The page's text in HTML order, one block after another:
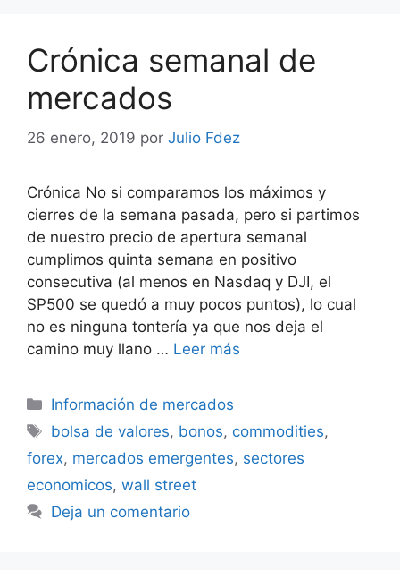
Crónica semanal de
mercados
26 enero, 2019 por Julio Fdez
Crónica No si comparamos los máximos y
cierres de la semana pasada, pero si partimos
de nuestro precio de apertura semanal
cumplimos quinta semana en positivo
consecutiva (al menos en Nasdaq y DJI, el
SP500 se quedó a muy pocos puntos), lo cual
no es ninguna tontería ya que nos deja el
camino muy llano … Leer más
Categorías
Información de mercados
Etiquetas
bolsa de valores, bonos, commodities,
forex, mercados emergentes, sectores
economicos, wall street
Deja un comentario